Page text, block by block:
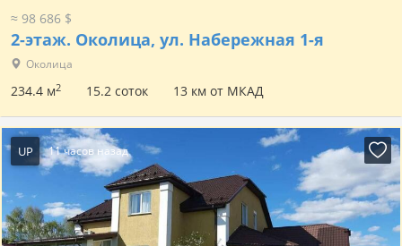
≈ 98 686 $
2-этаж. Околица, ул. Набережная 1-я
Околица
234.4 м2 15.2 соток 13 км от МКАД
UP 11 часов назад